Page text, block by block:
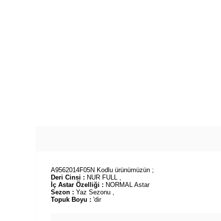
A9562014F05N Kodlu ürünümüzün ;
Deri Cinsi : NUR FULL ,
İç Astar Özelliği : NORMAL Astar
Sezon : Yaz Sezonu ,
Topuk Boyu : 'dir